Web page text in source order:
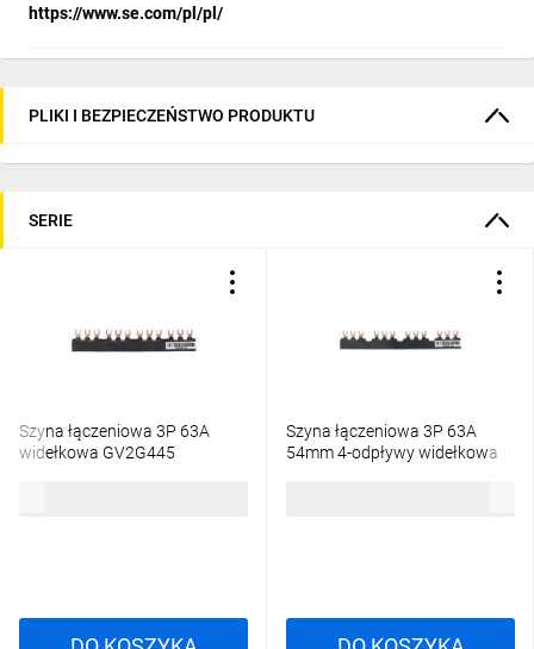
https://www.se.com/pl/pl/
PLIKI I BEZPIECZEŃSTWO PRODUKTU
SERIE
Szyna łączeniowa 3P 63A
widełkowa GV2G445
Szyna łączeniowa 3P 63A
54mm 4-odpływy widełkowa